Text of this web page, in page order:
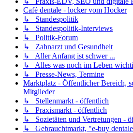
Café dentale - locker vom Hocker
↳ Standespolitik
↳ Standespolitik-Interviews
↳ Politik-Forum
↳ Zahnarzt und Gesundheit
↳ Aller Anfang ist schwer ...
↳ Alles was noch im Leben
↳ Presse-News, Termine
Marktplatz - Öffentlicher Bereich,
Mitglieder
↳ Stellenmarkt - öffentlich
↳ Praxismarkt - öffentlich
↳ Sozietäten und Vertretungen -
↳ Gebrauchtmarkt, "e-buy